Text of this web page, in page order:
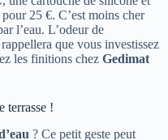
25 €. C’est moins cher
l’eau. L’odeur de
que vous investissez
les finitions chez Gedimat
terrasse !
? Ce petit geste peut